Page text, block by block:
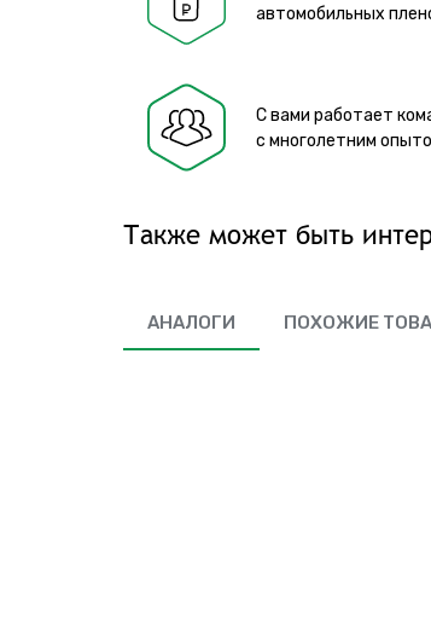
автомобильных
С вами работает
с многолетним
Также может быть
АНАЛОГИ ПОХОЖИЕ